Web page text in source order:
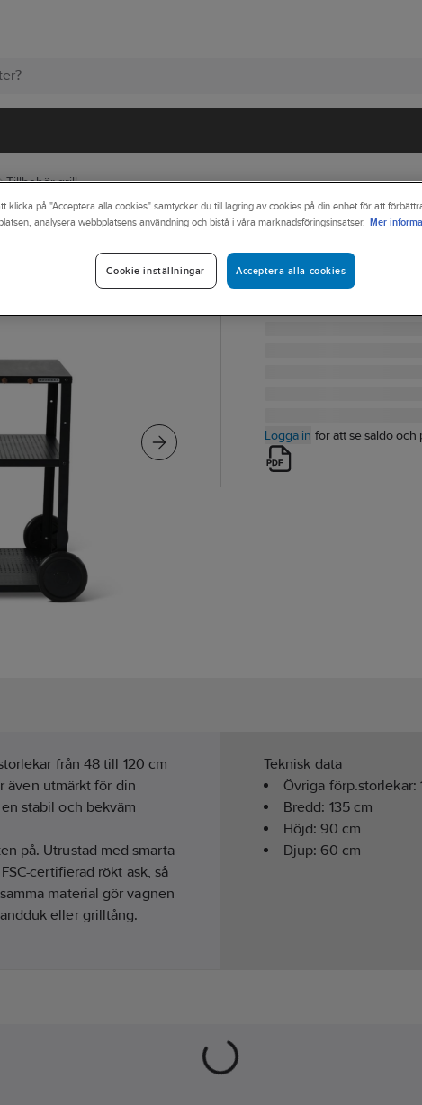
Tillbehör grill
MUURIKKA
Grillvagn
GRILLVAGN SVART
Logga in för att se saldo och
från 48 till 120 cm
även utmärkt för din
stabil och bekväm
på. Utrustad med smarta
certifierad rökt ask, så
material gör vagnen
eller grilltång.
Teknisk data
Övriga förp.storlekar:
Bredd: 135cm
Höjd:90 cm
Djup:60 cm
klicka på "Acceptera alla cookies" samtycker du till lagring av cookies på din enhet för att
analysera webbplatsens användning och bistå i våra marknadsföringsinsatser. Mer
Acceptera alla cookies
Cookie-inställningar